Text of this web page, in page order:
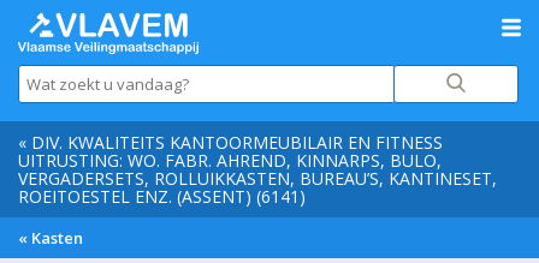
« DIV. KWALITEITS KANTOORMEUBILAIR EN FITNESS
UITRUSTING: WO. FABR. AHREND, KINNARPS, BULO,
VERGADERSETS, ROLLUIKKASTEN, BUREAU’S, KANTINESET,
ROEITOESTEL ENZ. (ASSENT) (6141)
« Kasten